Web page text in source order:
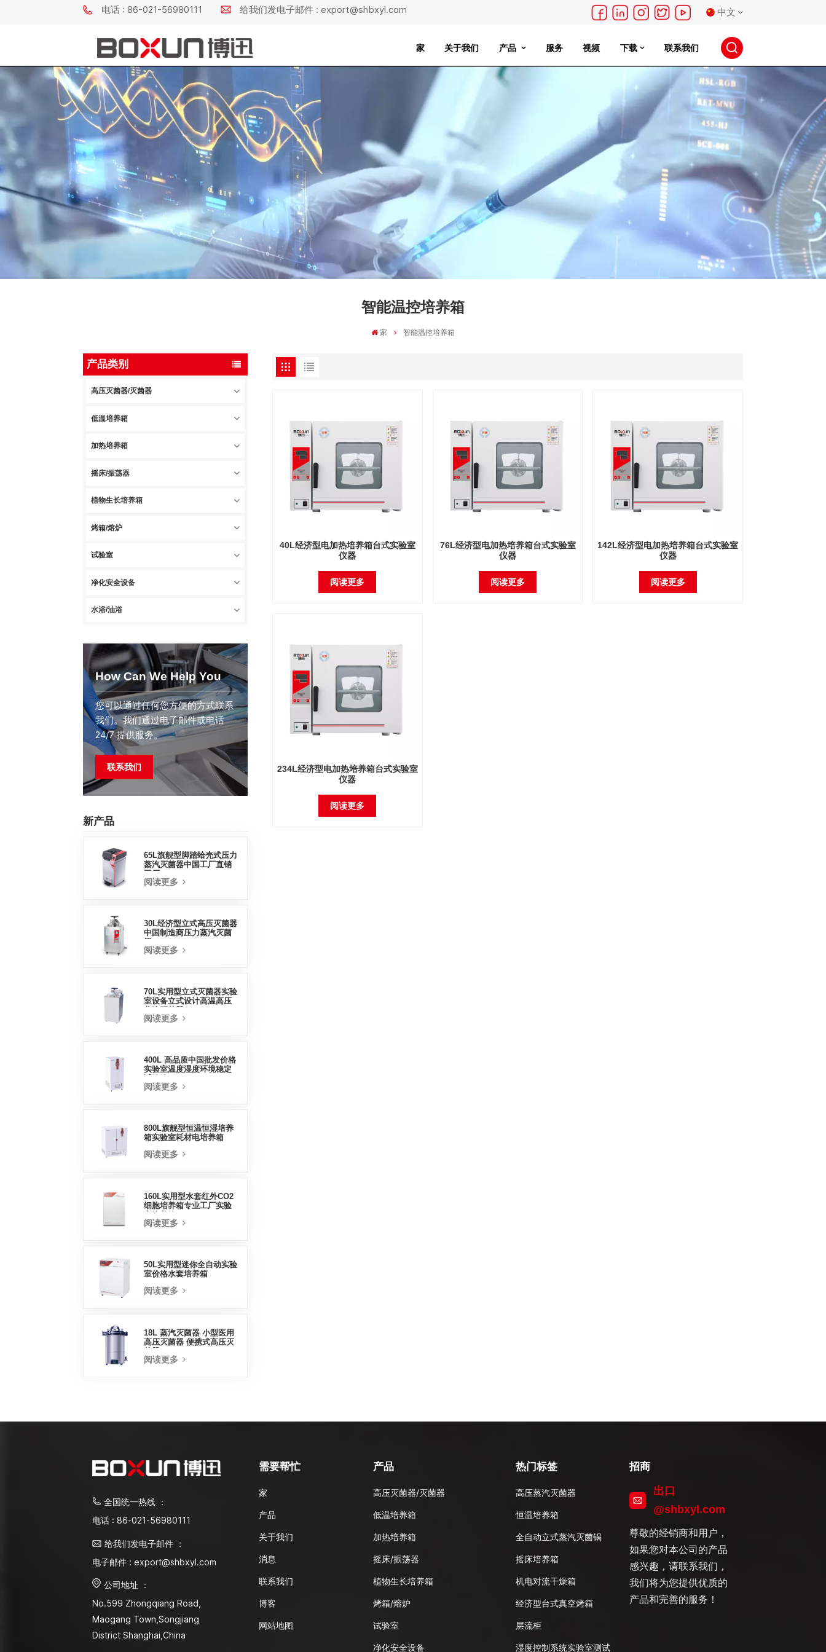
电话 : 86-021-56980111 给我们发电子邮件 : export@shbxyl.com 中文
English
français
русский
español
português
日本語
家 关于我们 产品 服务 视频 下载 联系我们
智能温控培养箱
家 智能温控培养箱
产品类别
高压灭菌器/灭菌器
低温培养箱
加热培养箱
摇床/振荡器
植物生长培养箱
烤箱/熔炉
试验室
净化安全设备
水浴/油浴
How Can We Help You
您可以通过任何您方便的方式联系
我们。我们通过电子邮件或电话
24/7 提供服务。
联系我们
新产品
65L旗舰型脚踏蛤壳式压力
蒸汽灭菌器中国工厂直销
阅读更多
30L经济型立式高压灭菌器
中国制造商压力蒸汽灭菌
阅读更多
70L实用型立式灭菌器实验
室设备立式设计高温高压
阅读更多
400L 高品质中国批发价格
实验室温度湿度环境稳定
阅读更多
800L旗舰型恒温恒湿培养
箱实验室耗材电培养箱
阅读更多
160L实用型水套红外CO2
细胞培养箱专业工厂实验
阅读更多
50L实用型迷你全自动实验
室价格水套培养箱
阅读更多
18L 蒸汽灭菌器 小型医用
高压灭菌器 便携式高压灭
阅读更多
40L经济型电加热培养箱台式实验室
仪器
阅读更多
76L经济型电加热培养箱台式实验室
仪器
阅读更多
142L经济型电加热培养箱台式实验室
仪器
阅读更多
234L经济型电加热培养箱台式实验室
仪器
阅读更多
全国统一热线 ：
电话 : 86-021-56980111
给我们发电子邮件 ：
电子邮件 : export@shbxyl.com
公司地址 ：
No.599 Zhongqiang Road,
Maogang Town,Songjiang
District Shanghai,China
需要帮忙
家
产品
关于我们
消息
联系我们
博客
网站地图
产品
高压灭菌器/灭菌器
低温培养箱
加热培养箱
摇床/振荡器
植物生长培养箱
烤箱/熔炉
试验室
净化安全设备
热门标签
高压蒸汽灭菌器
恒温培养箱
全自动立式蒸汽灭菌锅
摇床培养箱
机电对流干燥箱
经济型台式真空烤箱
层流柜
湿度控制系统实验室测试
招商
出口
@shbxyl.com
尊敬的经销商和用户，
如果您对本公司的产品
感兴趣，请联系我们，
我们将为您提供优质的
产品和完善的服务！